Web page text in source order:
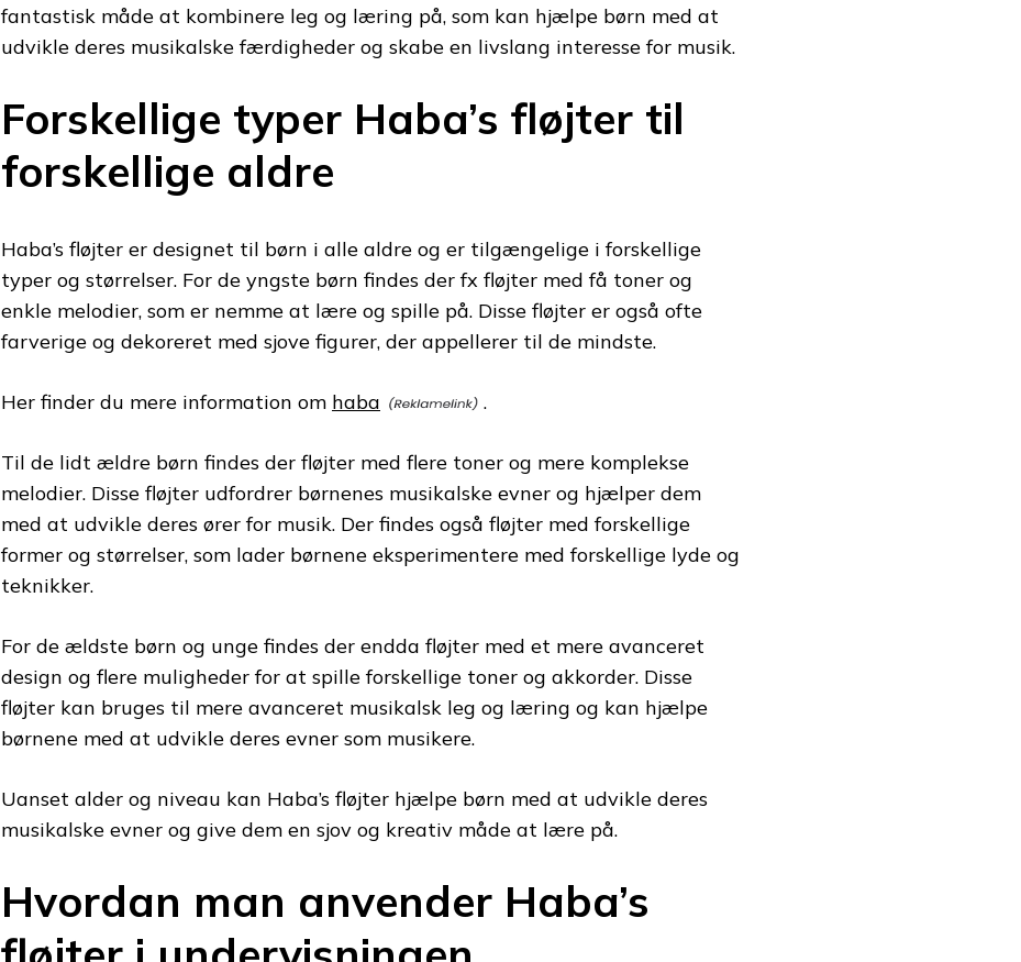
fantastisk måde at kombinere leg og læring på, som kan hjælpe børn med at
udvikle deres musikalske færdigheder og skabe en livslang interesse for musik.
Forskellige typer Haba’s fløjter til
forskellige aldre
Haba’s fløjter er designet til børn i alle aldre og er tilgængelige i forskellige
typer og størrelser. For de yngste børn findes der fx fløjter med få toner og
enkle melodier, som er nemme at lære og spille på. Disse fløjter er også ofte
farverige og dekoreret med sjove figurer, der appellerer til de mindste.
Her finder du mere information om haba .
Til de lidt ældre børn findes der fløjter med flere toner og mere komplekse
melodier. Disse fløjter udfordrer børnenes musikalske evner og hjælper dem
med at udvikle deres ører for musik. Der findes også fløjter med forskellige
former og størrelser, som lader børnene eksperimentere med forskellige lyde og
teknikker.
For de ældste børn og unge findes der endda fløjter med et mere avanceret
design og flere muligheder for at spille forskellige toner og akkorder. Disse
fløjter kan bruges til mere avanceret musikalsk leg og læring og kan hjælpe
børnene med at udvikle deres evner som musikere.
Uanset alder og niveau kan Haba’s fløjter hjælpe børn med at udvikle deres
musikalske evner og give dem en sjov og kreativ måde at lære på.
Hvordan man anvender Haba’s